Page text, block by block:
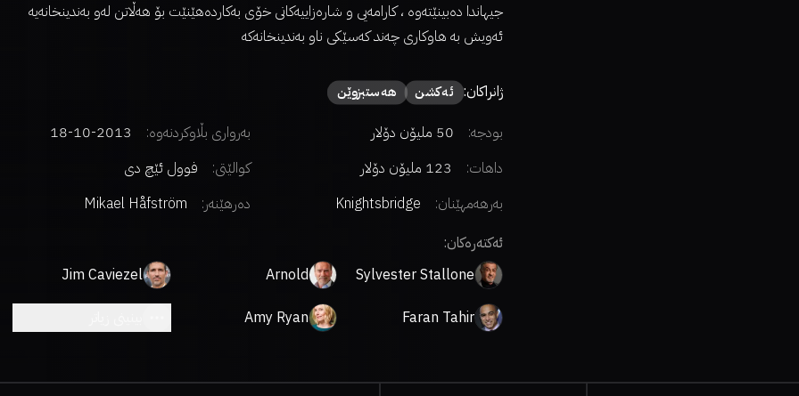
جیهاندا دەبینێتەوە ، کارامەیی و شارەزاییەکانی خۆی بەکاردەهێنێت بۆ هەڵاتن لەو بەندینخانەیە
ئەویش بە هاوکاری چەند کەسێکی ناو بەندینخانەکە
ژانراکان: ئەكشن هەستبزوێن
بودجە: 50 ملیۆن دۆلار بەرواری بڵاوکردنەوە:
2013-10-18
داهات:
123 ملیۆن دۆلار کوالێتی:
فوول ئێچ دی
بەرهەمهێنان:
Knightsbridge
دەرهێنەر:
Mikael Håfström
ئەکتەرەکان:
Sylvester Stallone
Arnold
Jim Caviezel
Faran Tahir
Amy Ryan